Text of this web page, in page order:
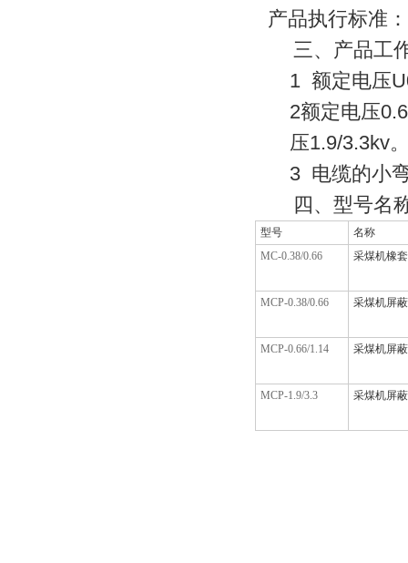
产品执行标准
三、产品工
1 额定电压
2额定电压
压1.9/3.3kv
3 电缆的小
四、型号名
型号
名称
MC-0.38/0.66
采煤机橡
MCP-0.38/0.66 采煤机屏
MCP-0.66/1.14 采煤机屏
MCP-1.9/3.3 采煤机屏